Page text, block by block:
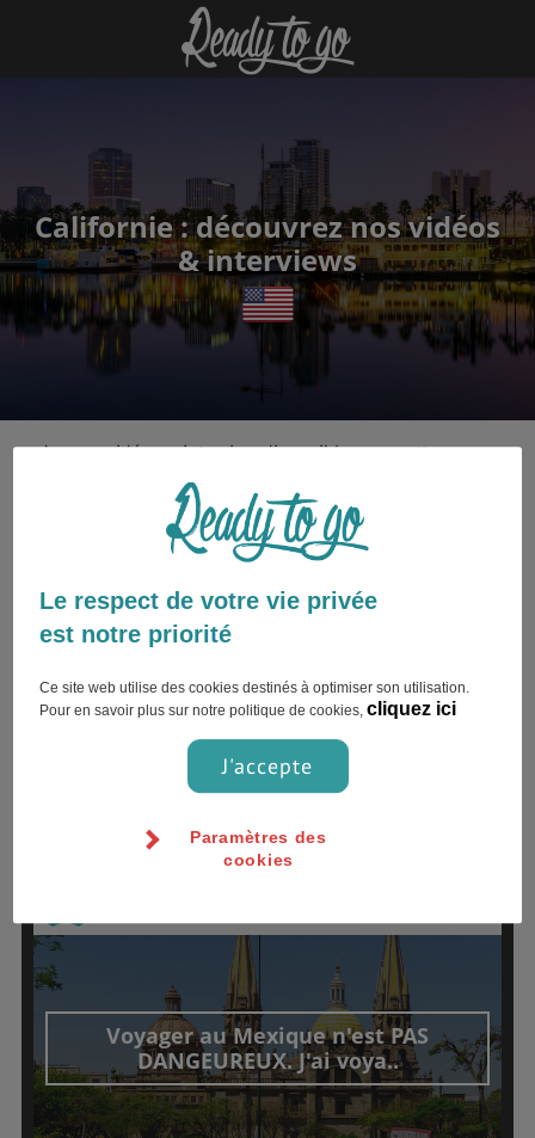
Californie : découvrez nos vidéos
& interviews
Aucune vidéo ou interview disponible pour cette
Voyager au Mexique n'est PAS
DANGEUREUX. J'ai voya..
Le respect de votre vie privée
est notre priorité
Ce site web utilise des cookies destinés à optimiser son utilisation.
Pour en savoir plus sur notre politique de cookies,cliquez ici
J'accepte
Paramètres des
cookies